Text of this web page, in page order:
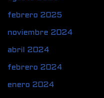
febrero 2025
noviembre 2024
abril 2024
febrero 2024
enero 2024